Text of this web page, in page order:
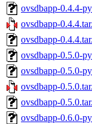
ovsdbapp-0.4.4-
ovsdbapp-
ovsdbapp-
ovsdbapp-0.5.0-
ovsdbapp-0.5.0-
ovsdbapp-
ovsdbapp-
ovsdbapp-0.6.0-